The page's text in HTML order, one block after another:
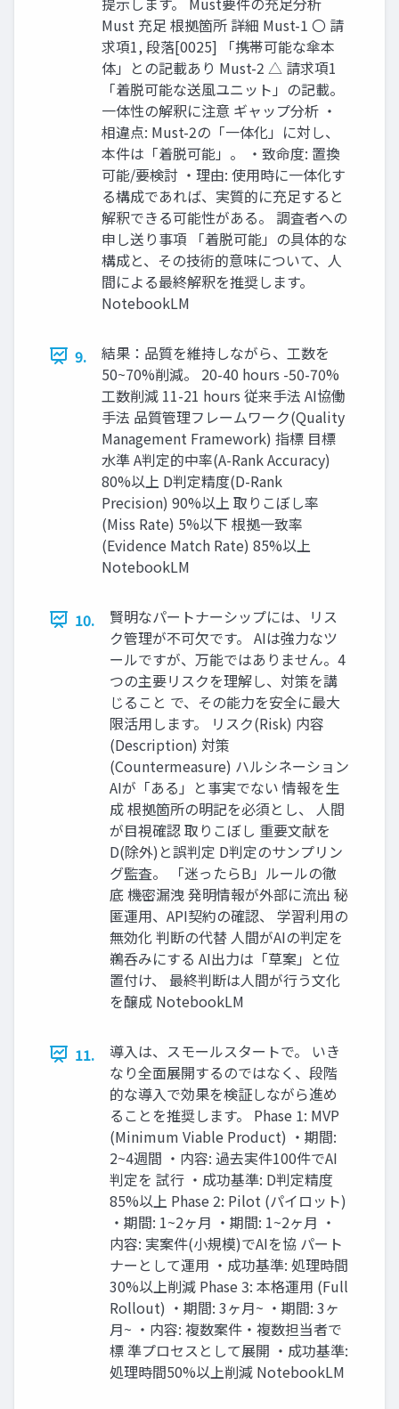
Must 充足 根拠箇所 詳細 Must-1 〇 請
求項1, 段落[0025] 「携帯可能な傘本
体」との記載あり Must-2 △ 請求項1
「着脱可能な送風ユニット」の記載。
一体性の解釈に注意 ギャップ分析 ・
相違点: Must-2の「一体化」に対し、
本件は「着脱可能」。 ・致命度: 置換
可能/要検討 ・理由: 使用時に一体化す
る構成であれば、実質的に充足すると
解釈できる可能性がある。 調査者への
申し送り事項 「着脱可能」の具体的な
構成と、その技術的意味について、人
間による最終解釈を推奨します。
NotebookLM
9.
結果：品質を維持しながら、工数を
50~70%削減。 20-40 hours -50-70%
工数削減 11-21 hours 従来手法 AI協働
手法 品質管理フレームワーク(Quality
Management Framework) 指標 目標
水準 A判定的中率(A-Rank Accuracy)
80%以上 D判定精度(D-Rank
Precision) 90%以上 取りこぼし率
(Miss Rate) 5%以下 根拠一致率
(Evidence Match Rate) 85%以上
NotebookLM
10.
賢明なパートナーシップには、リス
ク管理が不可欠です。 AIは強力なツ
ールですが、万能ではありません。4
つの主要リスクを理解し、対策を講
じること で、その能力を安全に最大
限活用します。 リスク(Risk) 内容
(Description) 対策
(Countermeasure) ハルシネーション
AIが「ある」と事実でない 情報を生
成 根拠箇所の明記を必須とし、 人間
が目視確認 取りこぼし 重要文献を
D(除外)と誤判定 D判定のサンプリン
グ監査。 「迷ったらB」ルールの徹
底 機密漏洩 発明情報が外部に流出 秘
匿運用、API契約の確認、 学習利用の
無効化 判断の代替 人間がAIの判定を
鵜呑みにする AI出力は「草案」と位
置付け、 最終判断は人間が行う文化
を醸成 NotebookLM
11.
導入は、スモールスタートで。 いき
なり全面展開するのではなく、段階
的な導入で効果を検証しながら進め
ることを推奨します。 Phase 1: MVP
(Minimum Viable Product) ・期間:
2~4週間 ・内容: 過去実件100件でAI
判定を 試行 ・成功基準: D判定精度
85%以上 Phase 2: Pilot (パイロット)
・期間: 1~2ヶ月 ・期間: 1~2ヶ月 ・
内容: 実案件(小規模)でAIを協 パート
ナーとして運用 ・成功基準: 処理時間
30%以上削減 Phase 3: 本格運用 (Full
Rollout) ・期間: 3ヶ月~ ・期間: 3ヶ
月~ ・内容: 複数案件・複数担当者で
標 準プロセスとして展開 ・成功基準:
処理時間50%以上削減 NotebookLM